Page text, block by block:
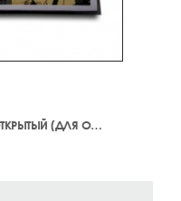
– ПОЛИПРОПИЛЕНОВЫЙ ОТКРЫТЫЙ (ДЛЯ ОБЛОЖКИ)